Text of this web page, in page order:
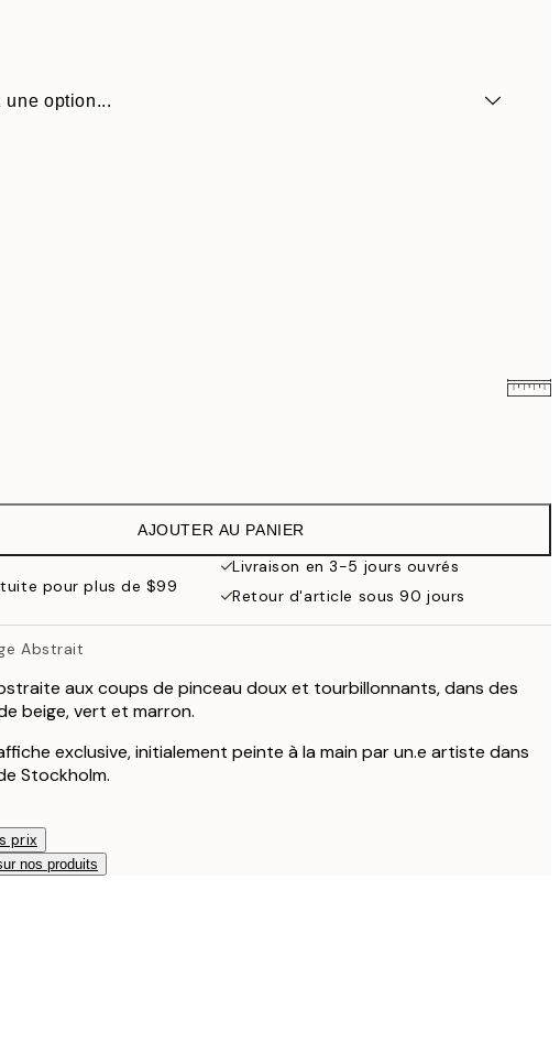
une option...
$88.95
$88.95
cm
cm $111.75
AJOUTER AU PANIER
Livraison en 3-5 jours ouvrés
pour plus de $99
Retour d'article sous 90 jours
Abstrait
aux coups de pinceau doux et tourbillonnants, dans des
beige, vert et marron.
exclusive, initialement peinte à la main par un.e artiste dans
Stockholm.
prix
nos produits